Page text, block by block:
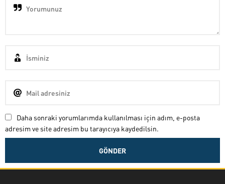
Daha sonraki yorumlarımda kullanılması için adım, e-posta
adresim ve site adresim bu tarayıcıya kaydedilsin.